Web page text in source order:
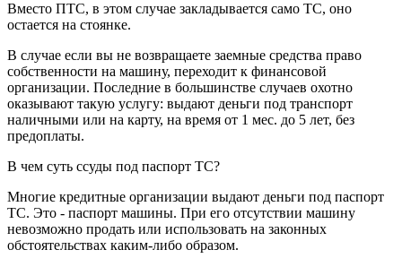
Вместо ПТС, в этом случае закладывается само ТС, оно
остается на стоянке.
В случае если вы не возвращаете заемные средства право
собственности на машину, переходит к финансовой
организации. Последние в большинстве случаев охотно
оказывают такую услугу: выдают деньги под транспорт
наличными или на карту, на время от 1 мес. до 5 лет, без
предоплаты.
В чем суть ссуды под паспорт ТС?
Многие кредитные организации выдают деньги под паспорт
ТС. Это - паспорт машины. При его отсутствии машину
невозможно продать или использовать на законных
обстоятельствах каким-либо образом.